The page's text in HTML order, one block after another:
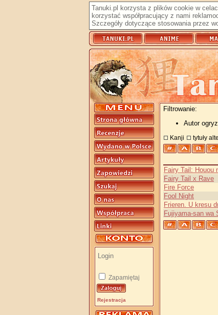
Tanuki.pl korzysta z plików cookie w
korzystać współpracujący z nami
Szczegóły dotyczące stosowania przez
Zapamiętaj
Rejestracja
Filtrowanie:
Autor
Kanji tytuły
Fairy Tail: Houou
Fairy Tail x Rave
Fire Force
Fool Night
Frieren. U kresu
Fujiyama-san wa